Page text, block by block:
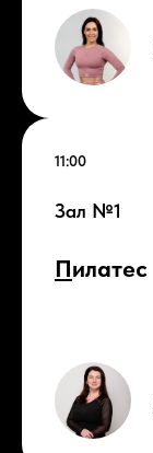
11:00
Зал №1
Пилатес